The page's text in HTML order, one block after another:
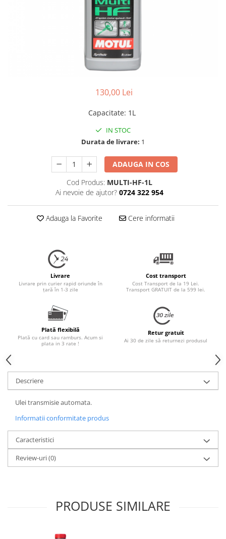
Lichide Întreținere Autoturisme
Lichide Întreținere Camioane
Lichide Întreținere Motociclete
130,00 Lei
Capacitate: 1L
IN STOC
Durata de livrare: 1
ADAUGA IN COS
Cod Produs: MULTI-HF-1L
Ai nevoie de ajutor? 0724 322 954
Adauga la Favorite Cere informatii
Livrare
Livrare prin curier rapid oriunde în
țară în 1-3 zile
Cost transport
Cost Transport de la 19 Lei.
Transport GRATUIT de la 599 lei.
Plată flexibilă
Plată cu card sau ramburs. Acum si
plata in 3 rate !
Retur gratuit
Ai 30 de zile să returnezi produsul
Descriere
Ulei transmisie automata.
Informatii conformitate produs
Caracteristici
Review-uri(0)
PRODUSE SIMILARE